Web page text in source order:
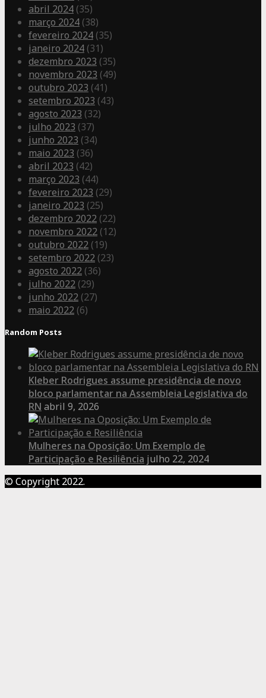
abril 2024 (35)
março 2024 (38)
fevereiro 2024 (35)
janeiro 2024 (31)
dezembro 2023 (35)
novembro 2023 (49)
outubro 2023 (41)
setembro 2023 (43)
agosto 2023 (32)
julho 2023 (37)
junho 2023 (34)
maio 2023 (36)
abril 2023 (42)
março 2023 (44)
fevereiro 2023 (29)
janeiro 2023 (25)
dezembro 2022 (22)
novembro 2022 (12)
outubro 2022 (19)
setembro 2022 (23)
agosto 2022 (36)
julho 2022 (29)
junho 2022 (27)
maio 2022 (6)
Random Posts
Kleber Rodrigues assume presidência de novo
bloco parlamentar na Assembleia Legislativa do
RN abril 9, 2026
Mulheres na Oposição: Um Exemplo de
Participação e Resiliência julho 22, 2024
© Copyright 2022.